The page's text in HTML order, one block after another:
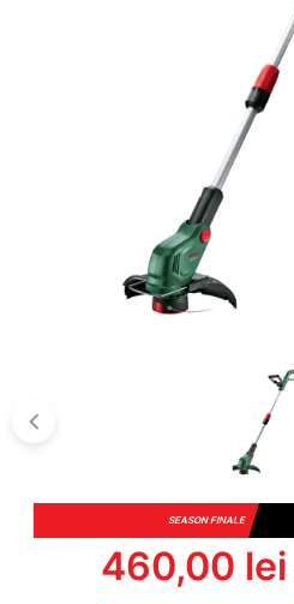
SEASON FINALE
460,00 lei